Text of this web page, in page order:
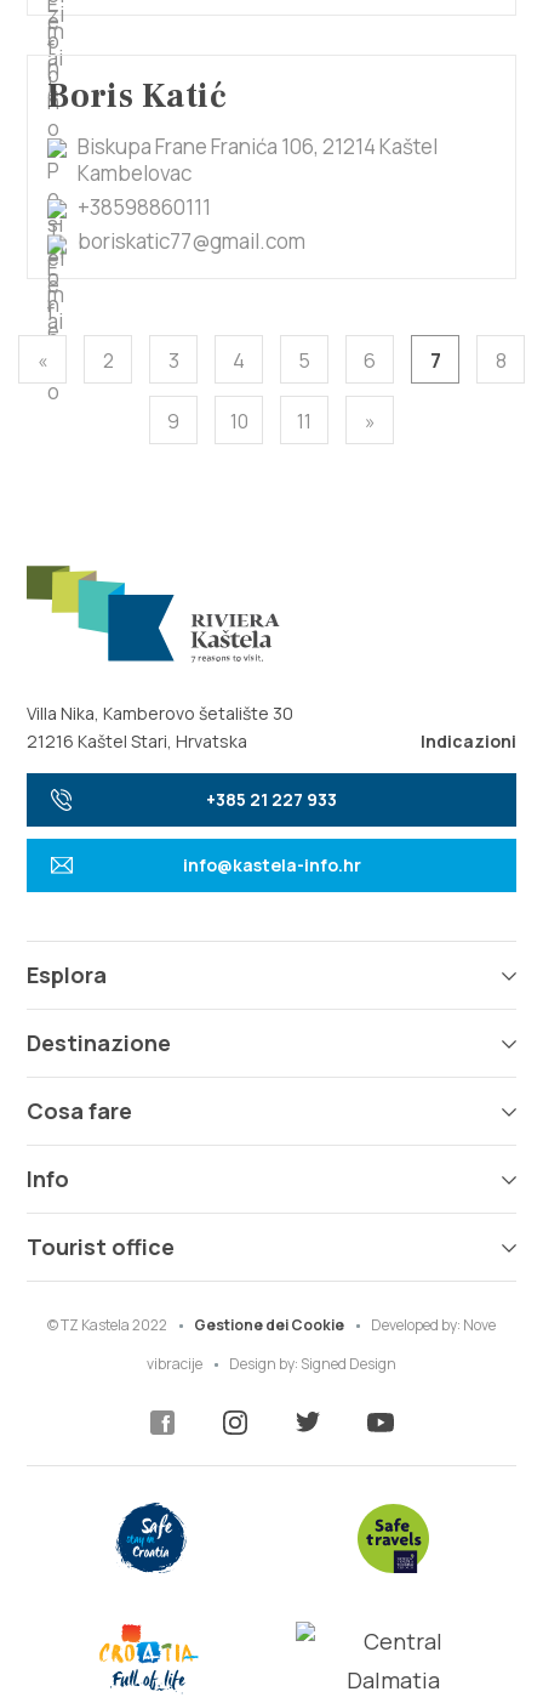
Boris Katić
Biskupa Frane Franića 106, 21214 Kaštel
Kambelovac
+38598860111
boriskatic77@gmail.com
« 2 3 4 5 6 7 8
9 10 11 »
Villa Nika, Kamberovo šetalište 30
21216 Kaštel Stari, Hrvatska
Indicazioni
+385 21 227 933
info@kastela-info.hr
Esplora
Destinazione
Cosa fare
Info
Tourist office
© TZ Kastela 2022 Gestione dei Cookie Developed by: Nove
vibracije
Design by: Signed Design